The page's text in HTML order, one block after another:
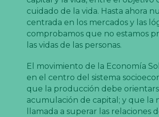
cuidado de la vida. Hasta ahora
centrada en los mercados y las
comprobamos que no estamos
las vidas de las personas.
El movimiento de la Economía
en el centro del sistema
que la producción debe
acumulación de capital; y que la
llamada a superar las relaciones